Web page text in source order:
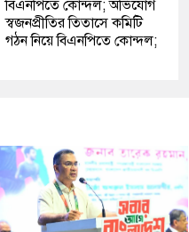
বিএনপিতে কোন্দল; অভিযোগ
স্বজনপ্রীতির তিতাসে কমিটি
গঠন নিয়ে বিএনপিতে কোন্দল;